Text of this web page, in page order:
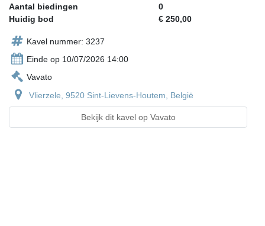
Aantal biedingen
0
Huidig bod
€ 250,00
Kavel nummer: 3237
Einde op 10/07/2026 14:00
Vavato
Vlierzele, 9520 Sint-Lievens-Houtem, België
Bekijk dit kavel op Vavato